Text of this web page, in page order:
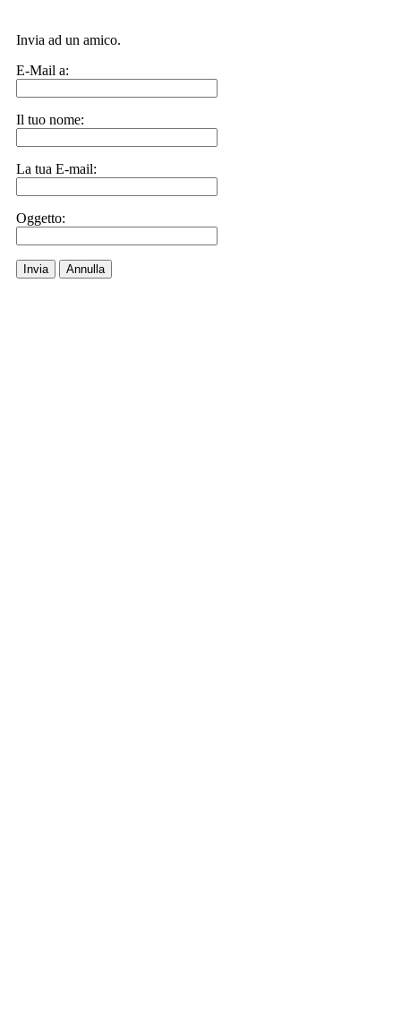
Invia ad un amico.
E-Mail a:
Il tuo nome:
La tua E-mail:
Oggetto:
Invia Annulla